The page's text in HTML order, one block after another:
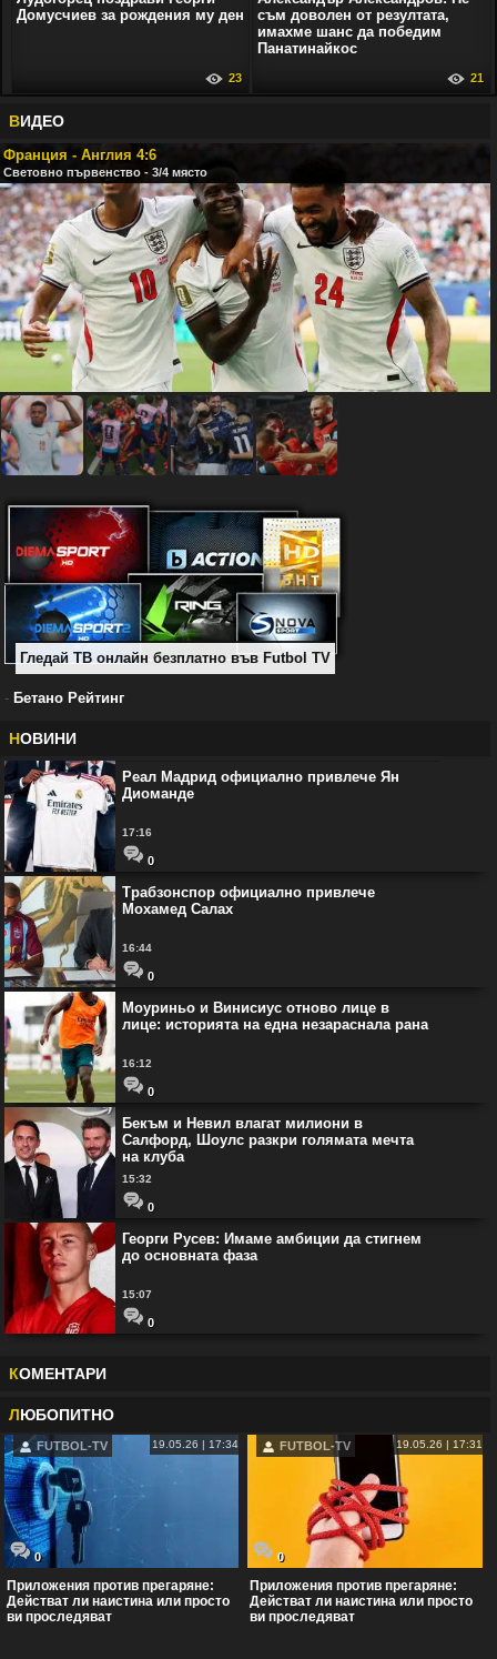
Домусчиев за рождения му ден
23
съм доволен от резултата,
имахме шанс да победим
Панатинайкос
21
ВИДЕО
Франция - Англия 4:6
Световно първенство - 3/4 място
Гледай ТВ онлайн безплатно във Futbol TV
- Бетано Рейтинг
НОВИНИ
Реал Мадрид официално привлече Ян
Диоманде
17:16
0
Трабзонспор официално привлече
Мохамед Салах
16:44
0
Моуриньо и Винисиус отново лице в
лице: историята на една незараснала рана
16:12
0
Бекъм и Невил влагат милиони в
Салфорд, Шоулс разкри голямата мечта
на клуба
15:32
0
Георги Русев: Имаме амбиции да стигнем
до основната фаза
15:07
0
КОМЕНТАРИ
ЛЮБОПИТНО
FUTBOL-TV 19.05.26 | 17:34
0
Приложения против прегаряне:
Действат ли наистина или просто
ви проследяват
FUTBOL-TV 19.05.26 | 17:31
0
Приложения против прегаряне:
Действат ли наистина или просто
ви проследяват